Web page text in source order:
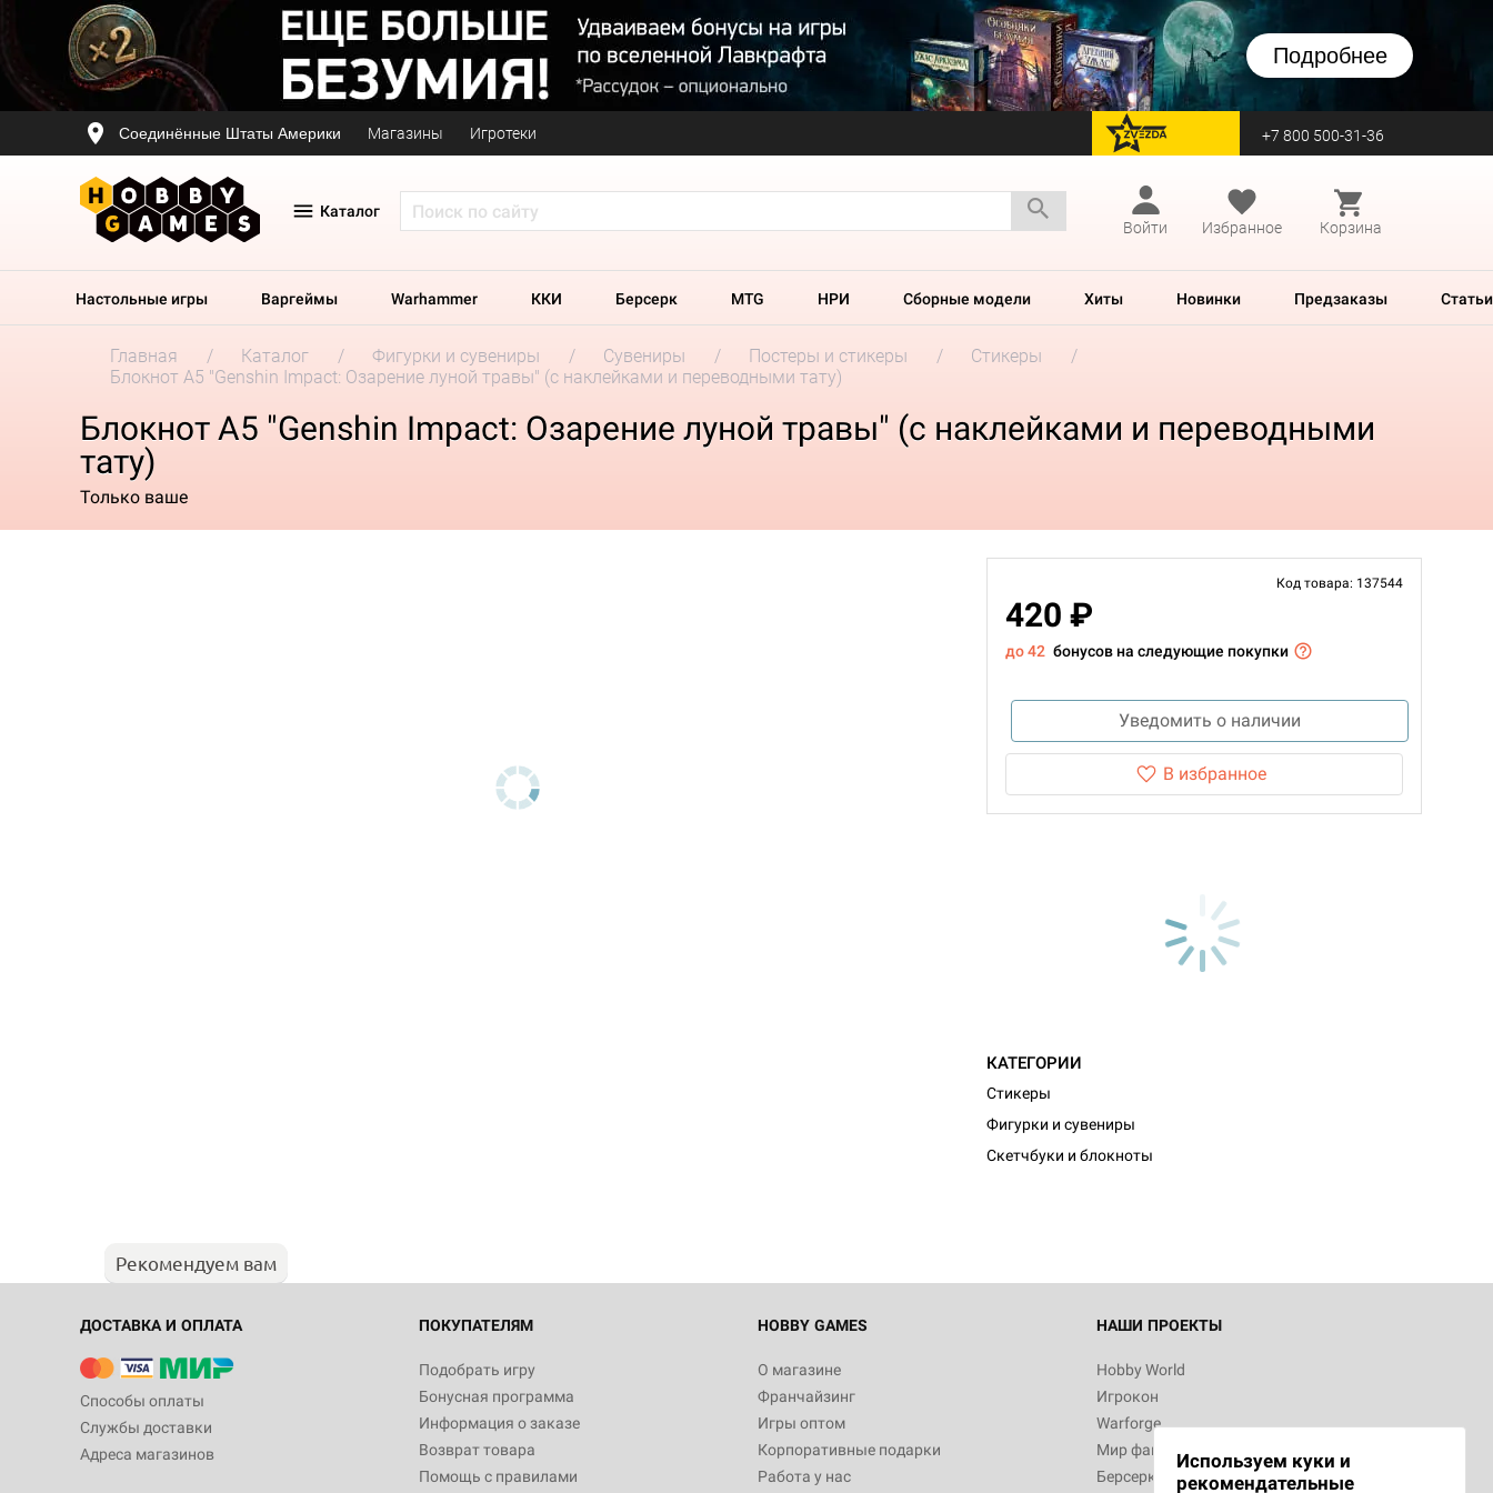
Подробнее
Соединённые Штаты Америки Магазины Игротеки перейти на Zvezda +7 800 500-31-36
Каталог
Войти
Избранное Корзина
Настольные игры Варгеймы Warhammer ККИ Берсерк MTG НРИ Сборные модели Хиты Новинки Предзаказы Статьи
Главная Каталог Фигурки и сувениры Сувениры Постеры и стикеры
Стикеры
Блокнот А5 "Genshin Impact: Озарение луной травы" (с наклейками и переводными тату)
Блокнот А5 "Genshin Impact: Озарение луной травы" (с наклейками и переводными
тату)
Только ваше
Код товара: 137544
420 ₽
до 42 бонусов на следующие покупки
Уведомить о наличии
В избранное
КАТЕГОРИИ
Стикеры
Фигурки и сувениры
Скетчбуки и блокноты
Рекомендуем вам
ДОСТАВКА И ОПЛАТА
Способы оплаты
Службы доставки
Адреса магазинов
ПОКУПАТЕЛЯМ
Подобрать игру
Бонусная программа
Информация о заказе
Возврат товара
Помощь с правилами
HOBBY GAMES
О магазине
Франчайзинг
Игры оптом
Корпоративные подарки
Работа у нас
НАШИ ПРОЕКТЫ
Hobby World
Игрокон
Warforge
Мир фантастики
Берсерк
Используем куки и
рекомендательные